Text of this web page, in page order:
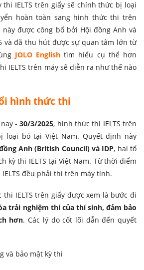
thi IELTS trên giấy sẽ chính thức bị loại
hoàn toàn sang hình thức thi trên
được công bố bởi Hội đồng Anh và
và đã thu hút được sự quan tâm lớn từ
JOLO English tìm hiểu cụ thể hơn
IELTS trên máy sẽ diễn ra như thế nào
hình thức thi
nay -30/3/2025, hình thức thi IELTS trên
loại bỏ tại Việt Nam. Quyết định này
Anh (British Council) và IDP, hai tổ
kỳ thi IELTS tại Việt Nam. Từ thời điểm
đều phải thi trên máy tính.
IELTS trên giấy được xem là bước đi
trải nghiệm thi của thí sinh, đảm bảo
hơn. Các lý do cốt lõi dẫn đến quyết
và bảo mật kỳ thi